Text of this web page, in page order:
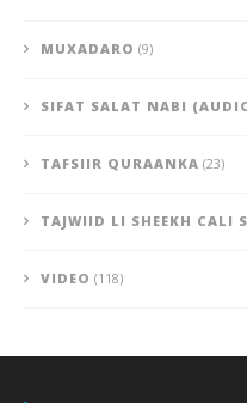
MUXADARO (9)
SIFAT SALAT NABI
TAFSIIR QURAANKA (23)
TAJWIID LI SHEEKH CALI
VIDEO (118)